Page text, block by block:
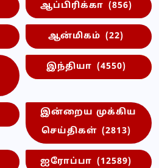
ஆப்பிரிக்கா (856)
ஆன்மிகம் (22)
இந்தியா (4550)
இன்றைய முக்கிய
செய்திகள் (2813)
ஐரோப்பா (12589)